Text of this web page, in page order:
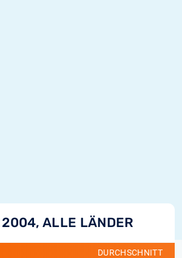
ALLE LÄNDER
DURCHSCHNITT